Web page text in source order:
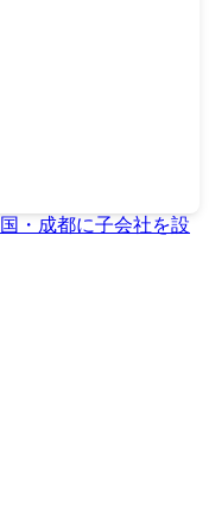
・成都に子会社を設